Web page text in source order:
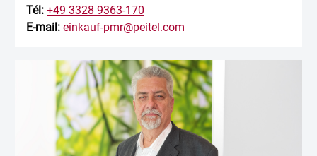
Tél: +49 3328 9363-170
E-mail: einkauf-pmr@peitel.com